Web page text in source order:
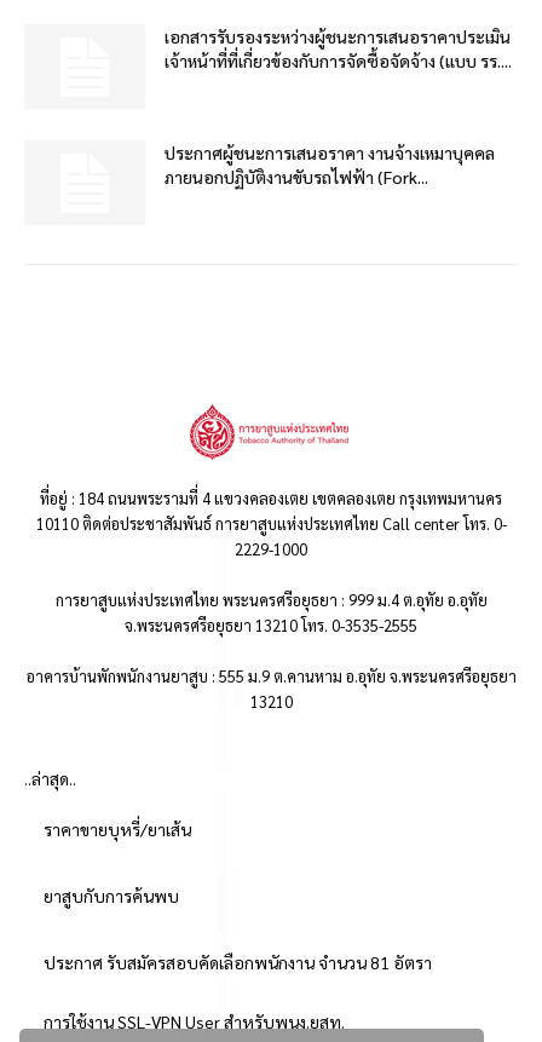
เอกสารรับรองระหว่างผู้ชนะการเสนอราคาประเมิน
เจ้าหน้าที่ที่เกี่ยวข้องกับการจัดซื้อจัดจ้าง (แบบ รร....
ประกาศผู้ชนะการเสนอราคา งานจ้างเหมาบุคคล
ภายนอกปฏิบัติงานขับรถไฟฟ้า (Fork...
ที่อยู่ : 184 ถนนพระรามที่ 4 แขวงคลองเตย เขตคลองเตย กรุงเทพมหานคร
10110 ติดต่อประชาสัมพันธ์ การยาสูบแห่งประเทศไทย Call center โทร. 0-
2229-1000
การยาสูบแห่งประเทศไทย พระนครศรีอยุธยา : 999 ม.4 ต.อุทัย อ.อุทัย
จ.พระนครศรีอยุธยา 13210 โทร. 0-3535-2555
อาคารบ้านพักพนักงานยาสูบ : 555 ม.9 ต.คานหาม อ.อุทัย จ.พระนครศรีอยุธยา
13210
..ล่าสุด..
ราคาขายบุหรี่/ยาเส้น
ยาสูบกับการค้นพบ
ประกาศ รับสมัครสอบคัดเลือกพนักงาน จำนวน 81 อัตรา
การใช้งาน SSL-VPN User สำหรับพนง.ยสท.